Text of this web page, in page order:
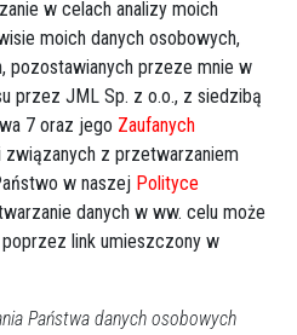
zobacz więcej zdjęć
w celach analizy moich
moich danych osobowych,
pozostawianych przeze mnie w
przez JML Sp. z o.o., z siedzibą
7 oraz jego Zaufanych
z przetwarzaniem
w naszej Polityce
danych w ww. celu może
link umieszczony w
Państwa danych osobowych